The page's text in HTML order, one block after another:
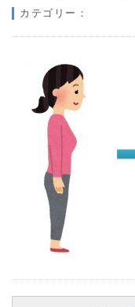
カテゴリー：